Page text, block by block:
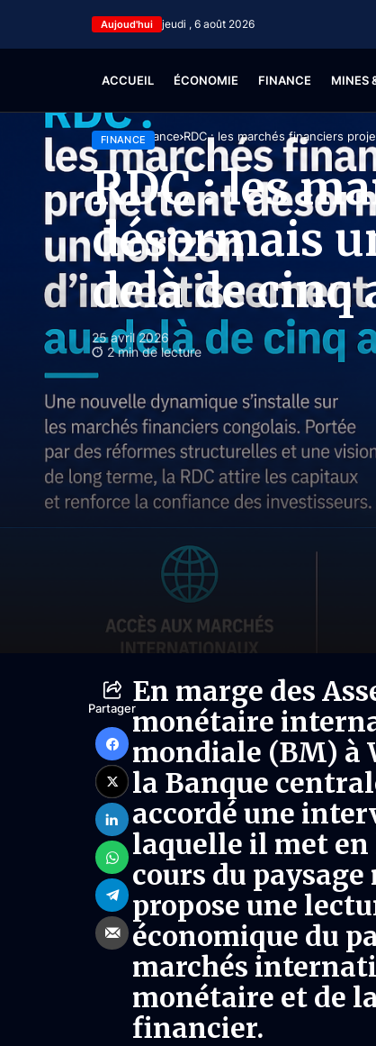
Aujoud'hui jeudi , 6 août 2026
ACCUEIL ÉCONOMIE FINANCE MINES
Accueil Finance RDC : les marchés financiers
FINANCE
RDC : les
désormais
delà de cinq
25 avril 2026
2 min de lecture
PartagerEn marge des
monétaire
mondiale (BM) à
la Banque
accordé une
laquelle il met
cours du
propose une
économique du
marchés
monétaire et de
financier.